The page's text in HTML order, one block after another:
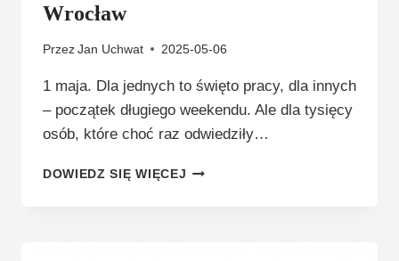
Wrocław
Przez Jan Uchwat 2025-05-06
1 maja. Dla jednych to święto pracy, dla innych
– początek długiego weekendu. Ale dla tysięcy
osób, które choć raz odwiedziły…
DOWIEDZ SIĘ WIĘCEJ GITAROWY